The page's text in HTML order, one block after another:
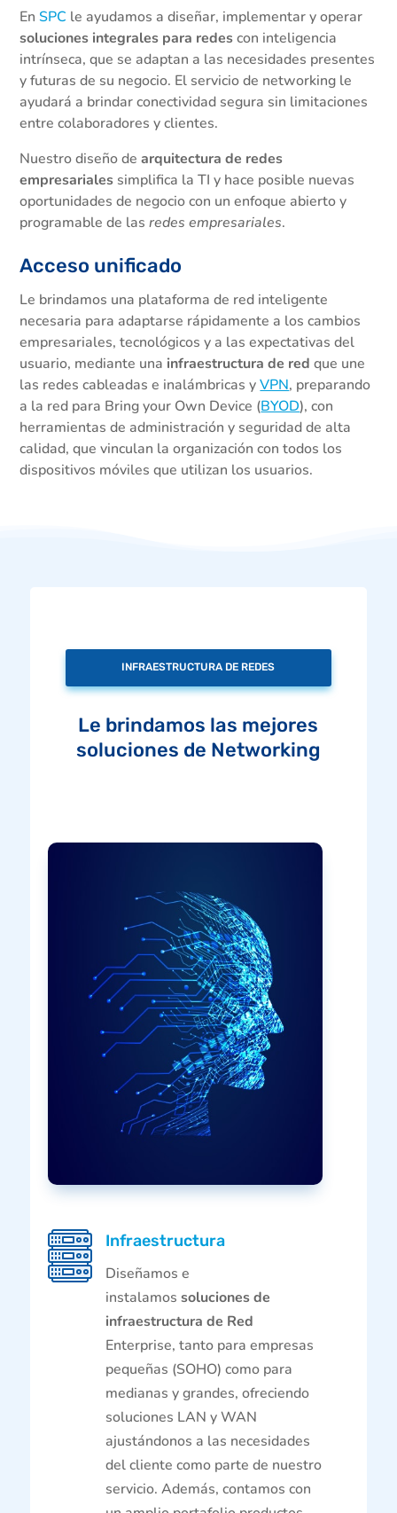
EnSPC le ayudamos a diseñar, implementar y operar
soluciones integrales para redescon inteligencia
intrínseca, que se adaptan a las necesidades presentes
y futuras de su negocio. El servicio de networking le
ayudará a brindar conectividad segura sin limitaciones
entre colaboradores y clientes.
Nuestro diseño de arquitectura de redes
empresariales simplifica la TI y hace posible nuevas
oportunidades de negocio con un enfoque abierto y
programable de lasredes empresariales.
Acceso unificado
Le brindamos una plataforma de red inteligente
necesaria para adaptarse rápidamente a los cambios
empresariales, tecnológicos y a las expectativas del
usuario, mediante una infraestructura de red que une
las redes cableadas e inalámbricas yVPN, preparando
a la red para Bring your Own Device (BYOD), con
herramientas de administración y seguridad de alta
calidad, que vinculan la organización con todos los
dispositivos móviles que utilizan los usuarios.
INFRAESTRUCTURA DE REDES
Le brindamos las mejores
soluciones de Networking
Infraestructura
Diseñamos e
instalamos soluciones de
infraestructura de Red
Enterprise, tanto para empresas
pequeñas (SOHO) como para
medianas y grandes, ofreciendo
soluciones LAN y WAN
ajustándonos a las necesidades
del cliente como parte de nuestro
servicio. Además, contamos con